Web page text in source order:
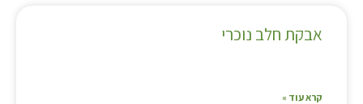
אבקת חלב נוכרי
קרא עוד »